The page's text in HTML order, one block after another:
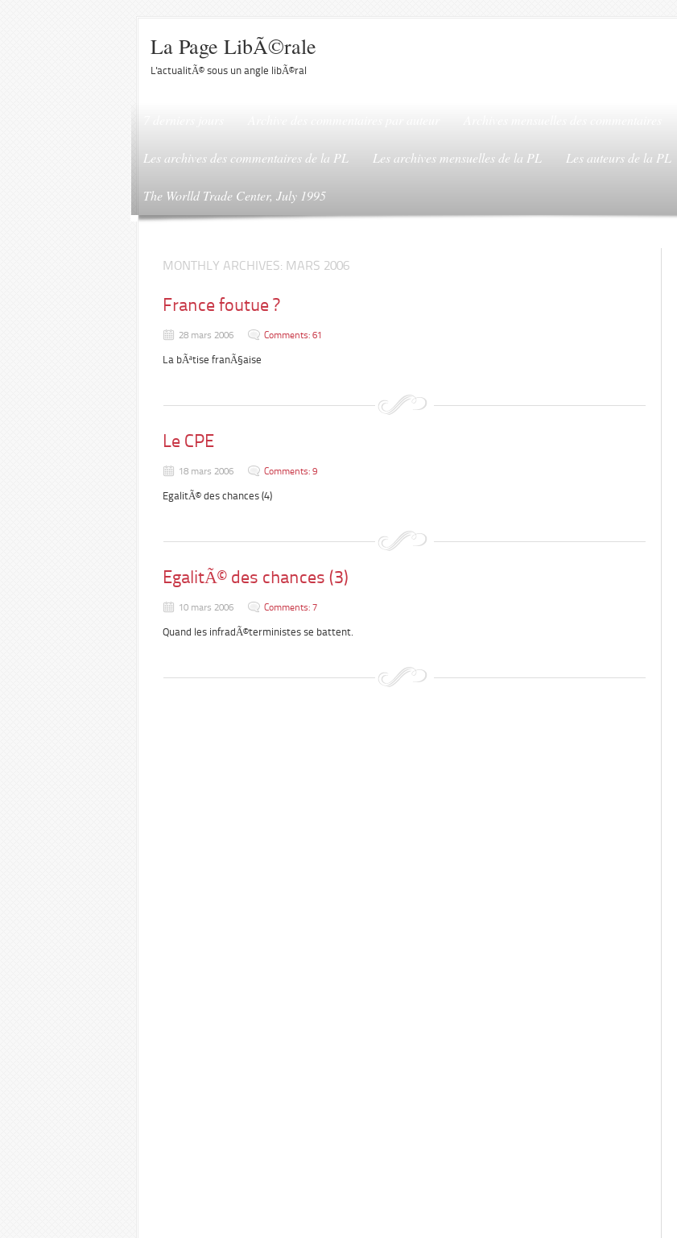
La Page LibÃ©rale
L'actualitÃ© sous un angle libÃ©ral
Les archives des commentaires de la PL Les archives mensuelles de la PL Les auteurs de la PL
The Worlld Trade Center, July 1995
MONTHLY ARCHIVES: MARS 2006
France foutue ?
28 mars 2006 Comments: 61
La bÃªtise franÃ§aise
Le CPE
18 mars 2006 Comments: 9
EgalitÃ© des chances (4)
EgalitÃ© des chances (3)
10 mars 2006 Comments: 7
Quand les infradÃ©terministes se battent.